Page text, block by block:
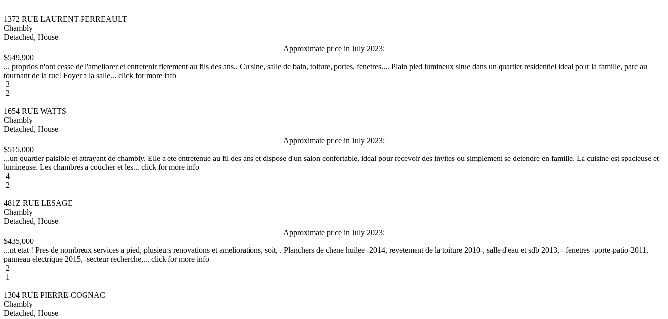
1372 RUE LAURENT-PERREAULT
Chambly
Detached, House
Approximate price in July 2023:
$549,900
... proprios n'ont cesse de l'ameliorer et entretenir fierement au fils des ans.. Cuisine, salle de bain, toiture, portes, fenetres.... Plain pied lumineux situe dans un quartier residentiel ideal pour la famille, parc au
tournant de la rue! Foyer a la salle... click for more info
3
2
1654 RUE WATTS
Chambly
Detached, House
Approximate price in July 2023:
$515,000
...un quartier paisible et attrayant de chambly. Elle a ete entretenue au fil des ans et dispose d'un salon confortable, ideal pour recevoir des invites ou simplement se detendre en famille. La cuisine est spacieuse et
lumineuse. Les chambres a coucher et les... click for more info
4
2
481Z RUE LESAGE
Chambly
Detached, House
Approximate price in July 2023:
$435,000
...nt etat ! Pres de nombreux services a pied, plusieurs renovations et ameliorations, soit, . Planchers de chene huilee -2014, revetement de la toiture 2010-, salle d'eau et sdb 2013, - fenetres -porte-patio-2011,
panneau electrique 2015, -secteur recherche,... click for more info
2
1
1304 RUE PIERRE-COGNAC
Chambly
Detached, House